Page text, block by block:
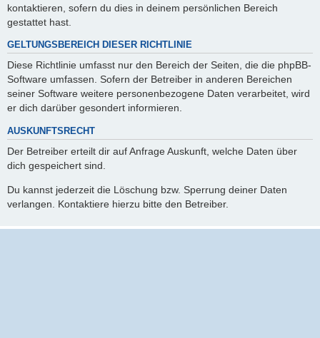
kontaktieren, sofern du dies in deinem persönlichen Bereich
gestattet hast.
GELTUNGSBEREICH DIESER RICHTLINIE
Diese Richtlinie umfasst nur den Bereich der Seiten, die die phpBB-
Software umfassen. Sofern der Betreiber in anderen Bereichen
seiner Software weitere personenbezogene Daten verarbeitet, wird
er dich darüber gesondert informieren.
AUSKUNFTSRECHT
Der Betreiber erteilt dir auf Anfrage Auskunft, welche Daten über
dich gespeichert sind.
Du kannst jederzeit die Löschung bzw. Sperrung deiner Daten
verlangen. Kontaktiere hierzu bitte den Betreiber.